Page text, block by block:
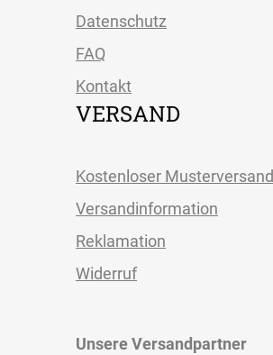
Datenschutz
FAQ
Kontakt
VERSAND
Kostenloser Musterversand
Versandinformation
Reklamation
Widerruf
Unsere Versandpartner